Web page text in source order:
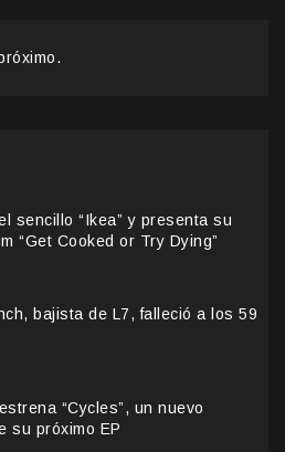
sencillo “Ikea” y presenta su
“Get Cooked or Try Dying”
bajista de L7, falleció a los 59
“Cycles”, un nuevo
su próximo EP